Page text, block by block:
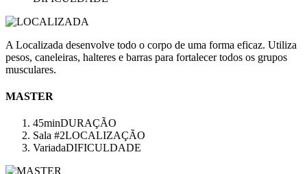
A Localizada desenvolve todo o corpo de uma forma eficaz. Utiliza
pesos, caneleiras, halteres e barras para fortalecer todos os grupos
musculares.
MASTER
45minDURAÇÃO
Sala #2LOCALIZAÇÃO
VariadaDIFICULDADE